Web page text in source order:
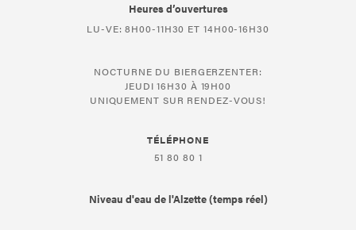
Heures d’ouvertures
LU-VE: 8H00-11H30 ET 14H00-16H30
NOCTURNE DU BIERGERZENTER:
JEUDI 16H30 À 19H00
UNIQUEMENT SUR RENDEZ-VOUS!
TÉLÉPHONE
51 80 80 1
Niveau d'eau de l'Alzette (temps réel)